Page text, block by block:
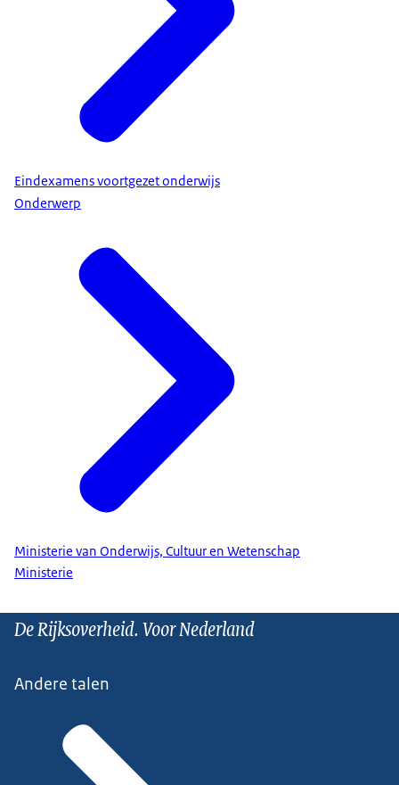
Eindexamens voortgezet onderwijs
Onderwerp
Ministerie van Onderwijs, Cultuur en Wetenschap
Ministerie
De Rijksoverheid. Voor Nederland
Andere talen